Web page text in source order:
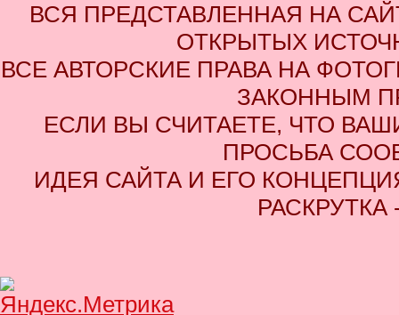
ВСЯ ПРЕДСТАВЛЕННАЯ НА
ОТКРЫТЫХ
ВСЕ АВТОРСКИЕ ПРАВА НА
ЗАКОННЫМ
ЕСЛИ ВЫ СЧИТАЕТЕ, ЧТО
ПРОСЬБА
ИДЕЯ САЙТА И ЕГО
РАСКРУТКА